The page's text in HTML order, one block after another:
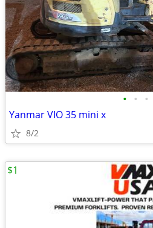
• • •
Yanmar VIO 35 mini x
8/2
$1